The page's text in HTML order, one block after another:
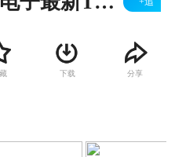
下载 分享